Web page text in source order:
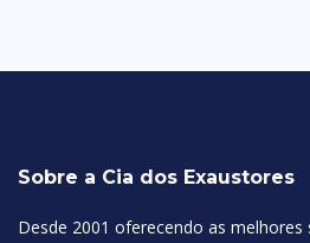
Sobre a Cia dos Exaustores
Desde 2001 oferecendo as